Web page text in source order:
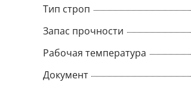
Тип строп
Запас прочности
Рабочая температура
Документ